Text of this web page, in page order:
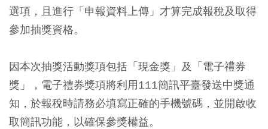
選項，且進行「申報資料上傳」才算完成報稅及取得
參加抽獎資格。
因本次抽獎活動獎項包括「現金獎」及「電子禮券
獎」，電子禮券獎項將利用111簡訊平臺發送中獎通
知，於報稅時請務必填寫正確的手機號碼，並開啟收
取簡訊功能，以確保參獎權益。